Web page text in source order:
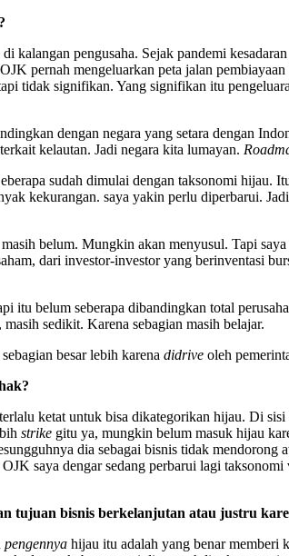
kalangan pengusaha. Sejak pandemi
pernah mengeluarkan peta jalan
tidak signifikan. Yang signifikan itu
dengan negara yang setara dengan
kelautan. Jadi negara kita lumayan.
sudah dimulai dengan taksonomi hijau.
kekurangan. saya yakin perlu diperbarui.
belum. Mungkin akan menyusul. Tapi
dari investor-investor yang berinventasi
itu belum seberapa dibandingkan total
sedikit. Karena sebagian masih belajar.
besar lebih karena didrive oleh
ketat untuk bisa dikategorikan hijau. Di
strike gitu ya, mungkin belum masuk hijau
dia sebagai bisnis tidak
saya dengar sedang perbarui lagi
tujuan bisnis berkelanjutan atau justru
pengennya hijau itu adalah yang benar memberi